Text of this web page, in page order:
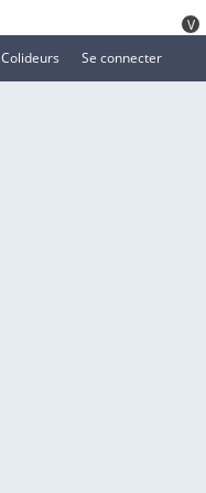
V
Colideurs Se connecter